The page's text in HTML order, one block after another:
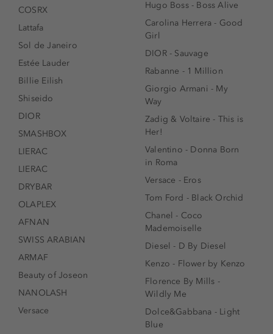
COSRX
Lattafa
Sol de Janeiro
Estée Lauder
Billie Eilish
Shiseido
DIOR
SMASHBOX
LIERAC
LIERAC
DRYBAR
OLAPLEX
AFNAN
SWISS ARABIAN
ARMAF
Beauty of Joseon
NANOLASH
Versace
Hugo Boss - Boss Alive
Carolina Herrera - Good
Girl
DIOR - Sauvage
Rabanne - 1 Million
Giorgio Armani - My
Way
Zadig & Voltaire - This is
Her!
Valentino - Donna Born
in Roma
Versace - Eros
Tom Ford - Black Orchid
Chanel - Coco
Mademoiselle
Diesel - D By Diesel
Kenzo - Flower by Kenzo
Florence By Mills -
Wildly Me
Dolce&Gabbana - Light
Blue